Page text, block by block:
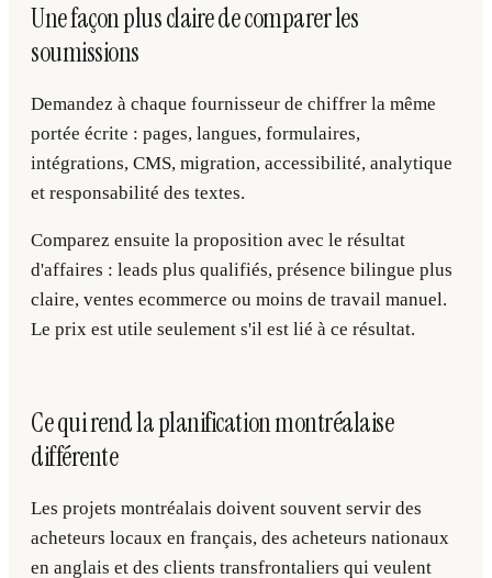
Une façon plus claire de comparer les
soumissions
Demandez à chaque fournisseur de chiffrer la même
portée écrite : pages, langues, formulaires,
intégrations, CMS, migration, accessibilité, analytique
et responsabilité des textes.
Comparez ensuite la proposition avec le résultat
d'affaires : leads plus qualifiés, présence bilingue plus
claire, ventes ecommerce ou moins de travail manuel.
Le prix est utile seulement s'il est lié à ce résultat.
Ce qui rend la planification montréalaise
différente
Les projets montréalais doivent souvent servir des
acheteurs locaux en français, des acheteurs nationaux
en anglais et des clients transfrontaliers qui veulent